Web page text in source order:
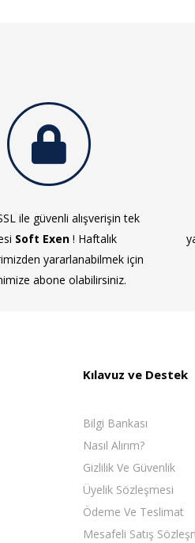
ile güvenli alışverişin tek
Soft Exen ! Haftalık
yararlanabilmek için
abone olabilirsiniz.
Kılavuz ve Destek
Bilgi Bankası
Nasıl Alırım?
Gizlilik Ve Güvenlik
Üyelik Sözleşmesi
Ödeme Ve Teslimat
Mesafeli Satış